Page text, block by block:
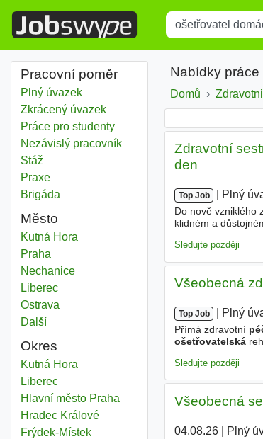
Title
Pracovní poměr
Plný úvazek
Zkrácený úvazek
Práce pro studenty
Nezávislý pracovník
Stáž
Praxe
Brigáda
Město
Ošetřovatel domácí péče
Kutná Hora
Ošetřovatel domácí péče
Praha
Ošetřovatel domácí péče
Nechanice
Ošetřovatel domácí péče
Liberec
Ošetřovatel domácí péče
Ostrava
Dalšíměsta
Okres
Ošetřovatel domácí péče
Kutná Hora
Ošetřovatel domácí péče
LiberecOkres
Ošetřovatel domácí péče
Hlavní město Praha
Ošetřovatel domácí péče
Hradec KrálovéOkres
Ošetřovatel domácí péče
Frýdek-MístekOkres
Nabídky
Domů
Zdravotní
den
Top Job Plný
Do nově vzniklého
klidném a
Sledujte později
Všeobecná
Top Job Plný
Přímá zdravotní
ošetřovatelská
Sledujte později
Všeobecná
04.08.26| Plný